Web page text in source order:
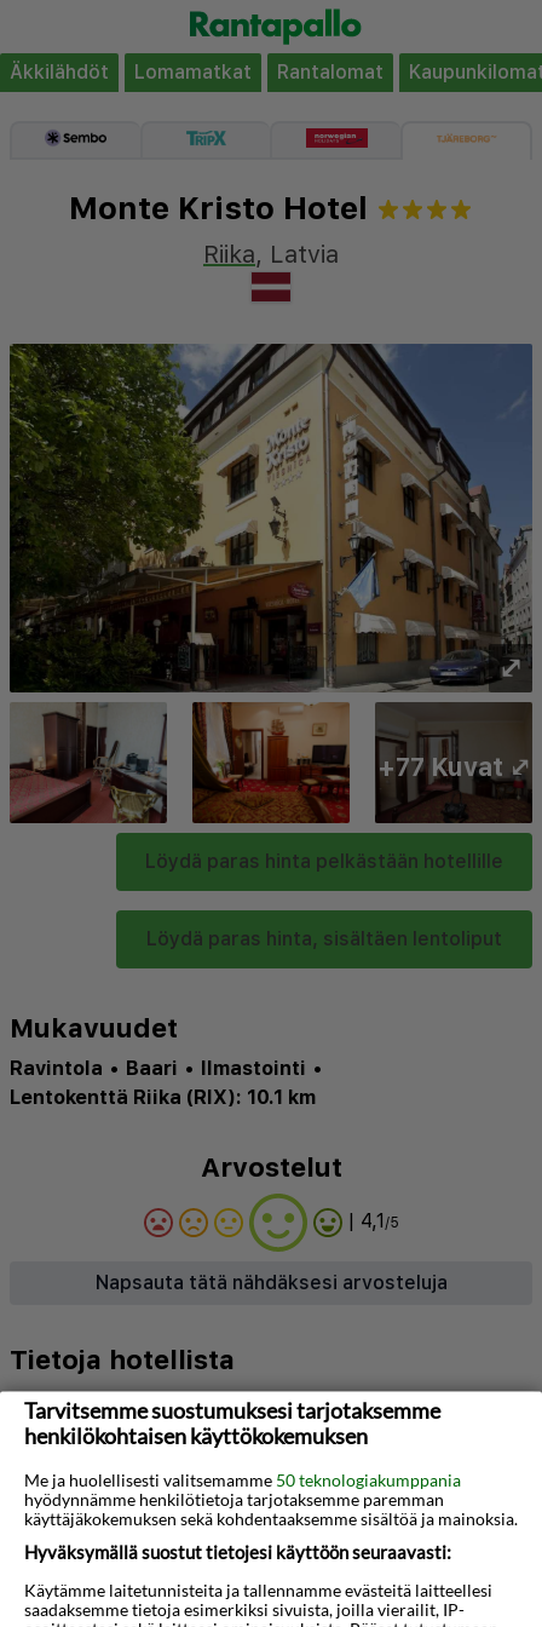
Äkkilähdöt Lomamatkat Rantalomat
Monte Kristo Hotel
Riika, Latvia
⤢
Löydä paras hinta pelkästään hotellille
Löydä paras hinta, sisältäen lentoliput
+77 Kuvat ⤢
Mukavuudet
Ravintola • Baari • Ilmastointi •
Lentokenttä Riika (RIX): 10.1 km
Arvostelut
| 4,1 /5
Napsauta tätä nähdäksesi arvosteluja
Tietoja hotellista
Tämä arvokas boutique-hotelli sijaitsee upealla
paikalla aivan Riian vanhankaupungin sydämessä.
Väinäjoen ranta on vain 5 minuutin kävelymatkan
päässä. Myös Riian linnalle on vain lyhyt
kävelymatka, jonka varrella voi ihailla joitain
maailman hienoimpia art nouveau -rakennuksia.
Nähtävyyksistä kiinnostuneet vieraat voivat
Tarvitsemme suostumuksesi tarjotaksemme
henkilökohtaisen käyttökokemuksen
Me ja huolellisesti valitsemamme 50 teknologiakumppania
hyödynnämme henkilötietoja tarjotaksemme paremman
käyttäjäkokemuksen sekä kohdentaaksemme sisältöä ja mainoksia.
Hyväksymällä suostut tietojesi käyttöön seuraavasti:
Käytämme laitetunnisteita ja tallennamme evästeitä laitteellesi
saadaksemme tietoja esimerkiksi sivuista, joilla vierailit, IP-